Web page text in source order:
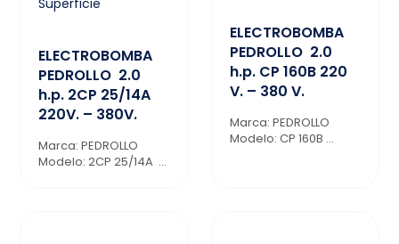
Superficie
ELECTROBOMBA
PEDROLLO 2.0
h.p. 2CP 25/14A
220V. – 380V.
Marca: PEDROLLO
Modelo: 2CP 25/14A ...
ELECTROBOMBA
PEDROLLO 2.0
h.p. CP 160B 220
V. – 380 V.
Marca: PEDROLLO
Modelo: CP 160B ...